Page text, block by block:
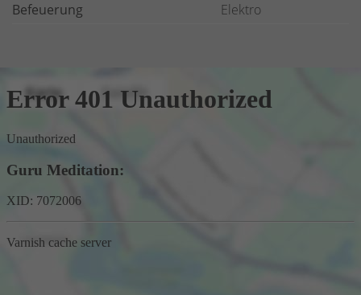
Befeuerung
Elektro